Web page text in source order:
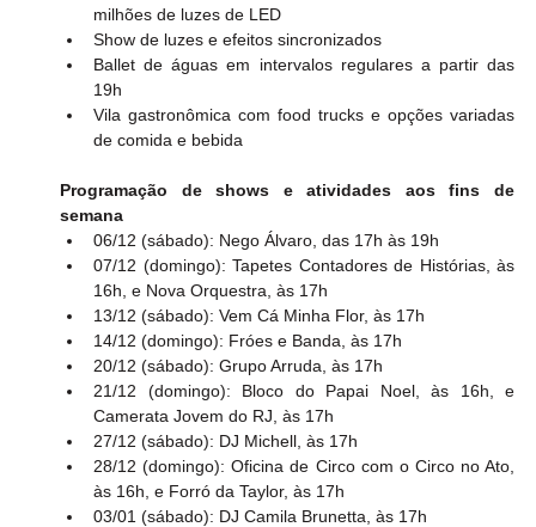
milhões de luzes de LED
Show de luzes e efeitos sincronizados
Ballet de águas em intervalos regulares a partir das
19h
Vila gastronômica com food trucks e opções variadas
de comida e bebida
Programação de shows e atividades aos fins de
semana
06/12 (sábado): Nego Álvaro, das 17h às 19h
07/12 (domingo): Tapetes Contadores de Histórias, às
16h, e Nova Orquestra, às 17h
13/12 (sábado): Vem Cá Minha Flor, às 17h
14/12 (domingo): Fróes e Banda, às 17h
20/12 (sábado): Grupo Arruda, às 17h
21/12 (domingo): Bloco do Papai Noel, às 16h, e
Camerata Jovem do RJ, às 17h
27/12 (sábado): DJ Michell, às 17h
28/12 (domingo): Oficina de Circo com o Circo no Ato,
às 16h, e Forró da Taylor, às 17h
03/01 (sábado): DJ Camila Brunetta, às 17h